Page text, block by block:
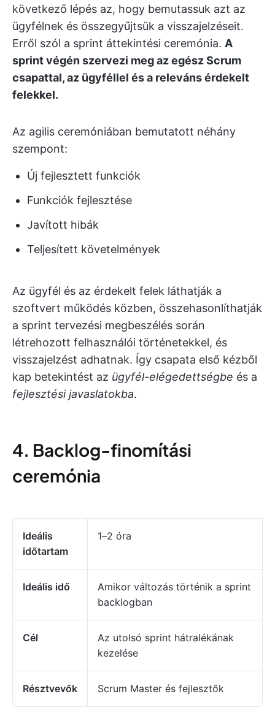
következő lépés az, hogy bemutassuk azt az
ügyfélnek és összegyűjtsük a visszajelzéseit.
Erről szól a sprint áttekintési ceremónia. A
sprint végén szervezi meg az egész Scrum
csapattal, az ügyféllel és a releváns érdekelt
felekkel.
Az agilis ceremóniában bemutatott néhány
szempont:
Új fejlesztett funkciók
Funkciók fejlesztése
Javított hibák
Teljesített követelmények
Az ügyfél és az érdekelt felek láthatják a
szoftvert működés közben, összehasonlíthatják
a sprint tervezési megbeszélés során
létrehozott felhasználói történetekkel, és
visszajelzést adhatnak. Így csapata első kézből
kap betekintést az ügyfél-elégedettségbe és a
fejlesztési javaslatokba.
4. Backlog-finomítási
ceremónia
Ideális
időtartam
1–2 óra
Ideális idő
Amikor változás történik a sprint
backlogban
Cél
Az utolsó sprint hátralékának
kezelése
Résztvevők Scrum Master és fejlesztők